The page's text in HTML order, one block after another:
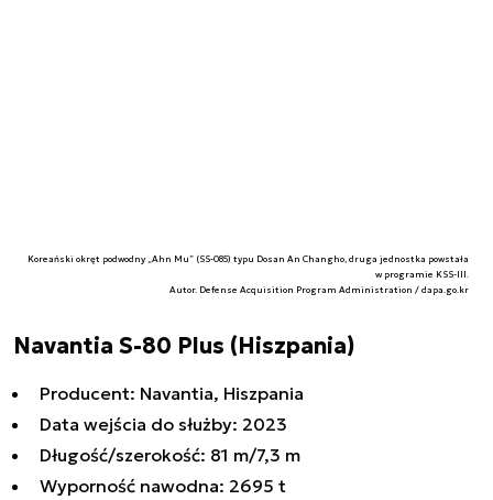
Koreański okręt podwodny „Ahn Mu” (SS-085) typu Dosan An Changho, druga jednostka powstała
w programie KSS-III.
Autor. Defense Acquisition Program Administration / dapa.go.kr
Navantia S-80 Plus (Hiszpania)
Producent: Navantia, Hiszpania
Data wejścia do służby: 2023
Długość/szerokość: 81 m/7,3 m
Wyporność nawodna: 2695 t